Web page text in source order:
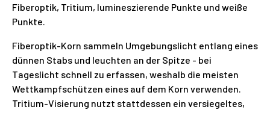
Fiberoptik, Tritium, lumineszierende Punkte und weiße
Punkte.
Fiberoptik-Korn sammeln Umgebungslicht entlang eines
dünnen Stabs und leuchten an der Spitze - bei
Tageslicht schnell zu erfassen, weshalb die meisten
Wettkampfschützen eines auf dem Korn verwenden.
Tritium-Visierung nutzt stattdessen ein versiegeltes,